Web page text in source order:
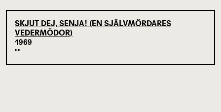
SKJUT DEJ, SENJA! (EN SJÄLVMÖRDARES
VEDERMÖDOR)
1969